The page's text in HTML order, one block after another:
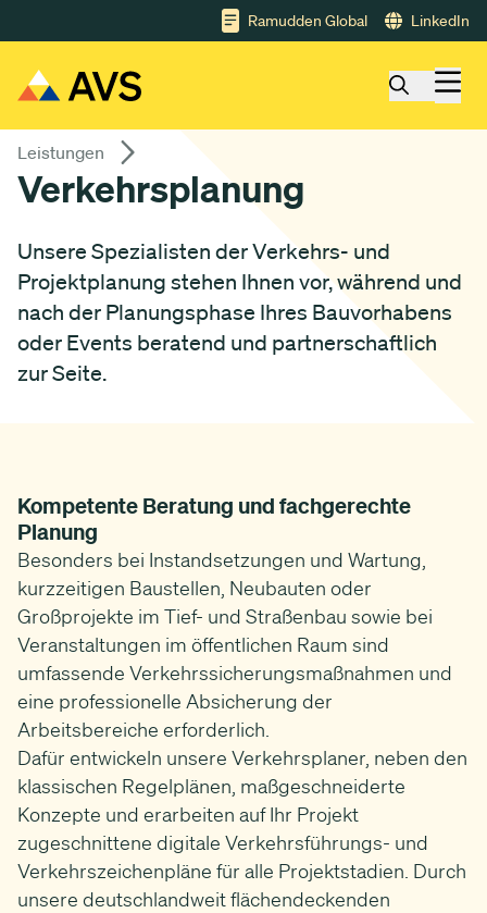
Ramudden Global LinkedIn
Leistungen
Verkehrsplanung
Unsere Spezialisten der Verkehrs- und
Projektplanung stehen Ihnen vor, während und
nach der Planungsphase Ihres Bauvorhabens
oder Events beratend und partnerschaftlich
zur Seite.
Kompetente Beratung und fachgerechte
Planung
Besonders bei Instandsetzungen und Wartung,
kurzzeitigen Baustellen, Neubauten oder
Großprojekte im Tief- und Straßenbau sowie bei
Veranstaltungen im öffentlichen Raum sind
umfassende Verkehrssicherungsmaßnahmen und
eine professionelle Absicherung der
Arbeitsbereiche erforderlich.
Dafür entwickeln unsere Verkehrsplaner, neben den
klassischen Regelplänen, maßgeschneiderte
Konzepte und erarbeiten auf Ihr Projekt
zugeschnittene digitale Verkehrsführungs- und
Verkehrszeichenpläne für alle Projektstadien. Durch
unsere deutschlandweit flächendeckenden